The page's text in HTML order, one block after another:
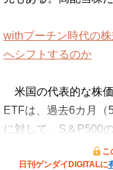
withプーチン時代の
へシフトするのか
米国の代表的な株
ETFは、過去6カ月（
に対して、S＆P500
こ
日刊ゲンダイDIGITALに